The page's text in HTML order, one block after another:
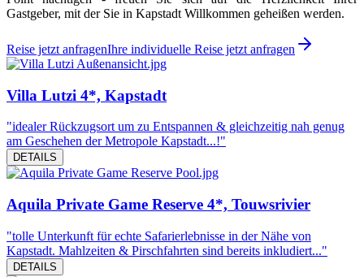
Gastgeber, mit der Sie in Kapstadt Willkommen geheißen werden.
Reise jetzt anfragenIhre individuelle Reise jetzt anfragen
Villa Lutzi 4*, Kapstadt
"idealer Rückzugsort um zu Entspannen & gleichzeitig nah genug
am Geschehen der Metropole Kapstadt...!"
DETAILS
Aquila Private Game Reserve 4*, Touwsrivier
"tolle Unterkunft für echte Safarierlebnisse in der Nähe von
Kapstadt. Mahlzeiten & Pirschfahrten sind bereits inkludiert..."
DETAILS